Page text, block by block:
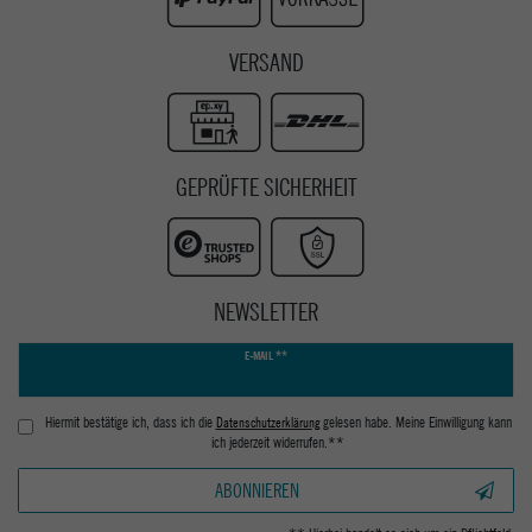
VERSAND
GEPRÜFTE SICHERHEIT
NEWSLETTER
E-MAIL **
Hiermit bestätige ich, dass ich die Daten­schutz­erklärunggelesen habe. Meine Einwilligung kann
ich jederzeit widerrufen.**
ABONNIEREN